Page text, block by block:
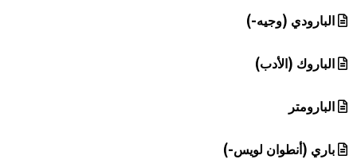
البارودي (وجيه-)
الباروك (الأدب)
البارومتر
باري (أنطوان لويس-)